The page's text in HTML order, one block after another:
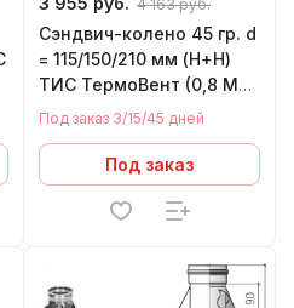
4 163 руб.
Сэндвич-колено 45 гр. d
= 115/150/210 мм (Н+Н)
ТИС ТермоВент (0,8 ММ)
(430 СТАНДАРТ)
Под заказ 3/15/45 дней
Под заказ